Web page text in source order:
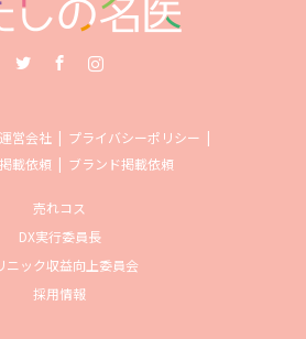
運営会社
プライバシーポリシー
載依頼
ブランド掲載依頼
売れコス
DX実行委員長
ニック収益向上委員会
採用情報